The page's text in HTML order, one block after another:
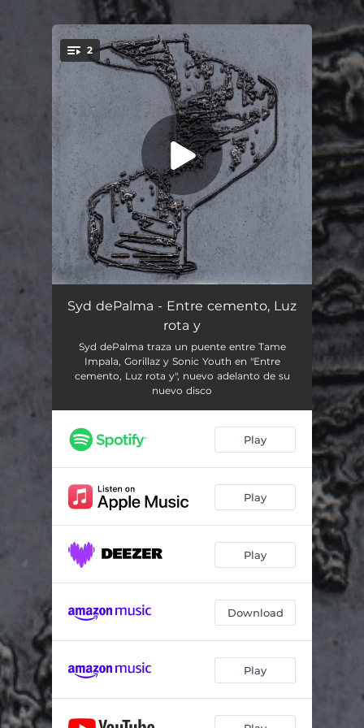
You're all set!
2
Entre cemento, Luz rota y 04:57
Syd dePalma - Entre cemento, Luz
rota y
Syd dePalma traza un puente entre Tame
Impala, Gorillaz y Sonic Youth en "Entre
cemento, Luz rota y", nuevo adelanto de su
nuevo disco
Play
Play
Play
Download
Play